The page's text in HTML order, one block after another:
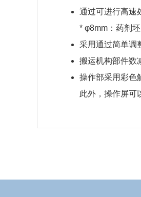
通过可进行高速
* φ8mm：药剂
采用通过简单调
搬运机构部件数
操作部采用彩色
此外，操作屏可